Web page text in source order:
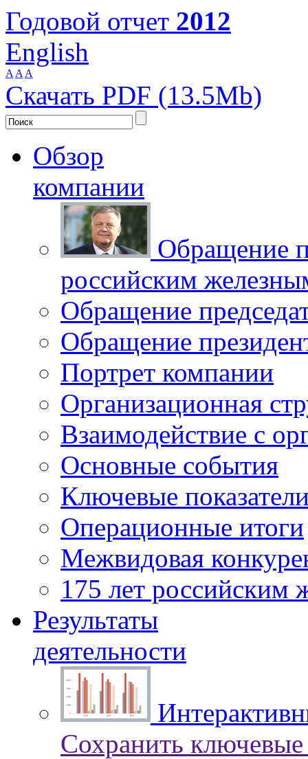
Годовой отчет 2012
English
A A A
Скачать PDF (13.5Mb)
Обзор
компании
Обращение
российским
Обращение
Обращение
Портрет компании
Организационная
Взаимодействие с
Основные события
Ключевые
Операционные итоги
Межвидовая
175 лет российским
Результаты
деятельности
Сохранить ключевые